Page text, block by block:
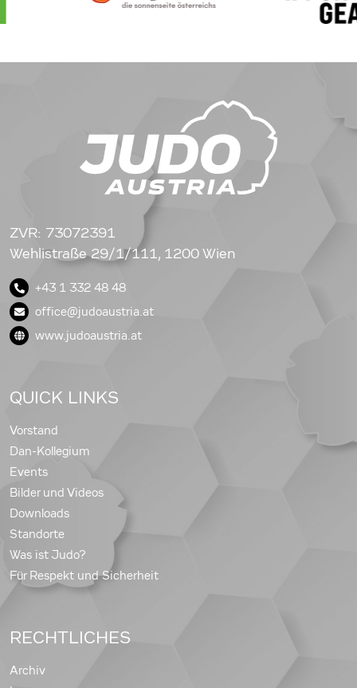
ZVR: 73072391
Wehlistraße 29/1/111, 1200 Wien
+43 1 332 48 48
office@judoaustria.at
www.judoaustria.at
QUICK LINKS
Vorstand
Dan-Kollegium
Events
Bilder und Videos
Downloads
Standorte
Was ist Judo?
Für Respekt und Sicherheit
RECHTLICHES
Archiv